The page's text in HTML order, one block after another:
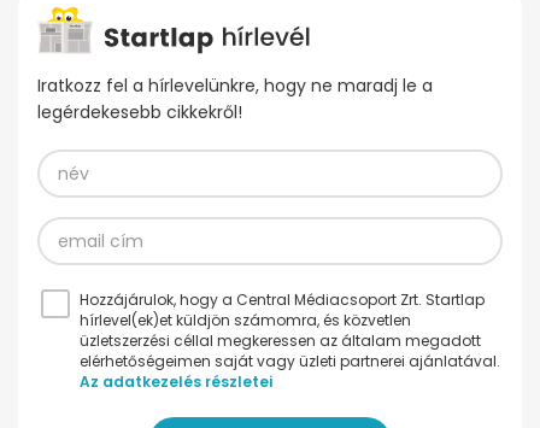
Iratkozz fel a hírlevelünkre, hogy ne maradj le a
legérdekesebb cikkekről!
Hozzájárulok, hogy a Central Médiacsoport Zrt. Startlap
hírlevel(ek)et küldjön számomra, és közvetlen
üzletszerzési céllal megkeressen az általam megadott
elérhetőségeimen saját vagy üzleti partnerei ajánlatával.
Az adatkezelés részletei